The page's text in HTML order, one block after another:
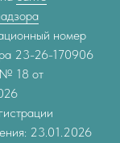
номер
23-26-170906
18 от
23.01.2026